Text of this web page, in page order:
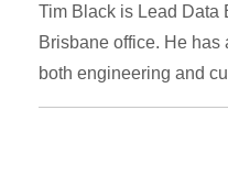
Tim Black is Lead Data
Brisbane office. He
both engineering and